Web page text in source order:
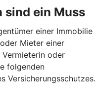
sind ein Muss
einer Immobilie
Mieter einer
Vermieterin oder
folgenden
Versicherungsschutzes.